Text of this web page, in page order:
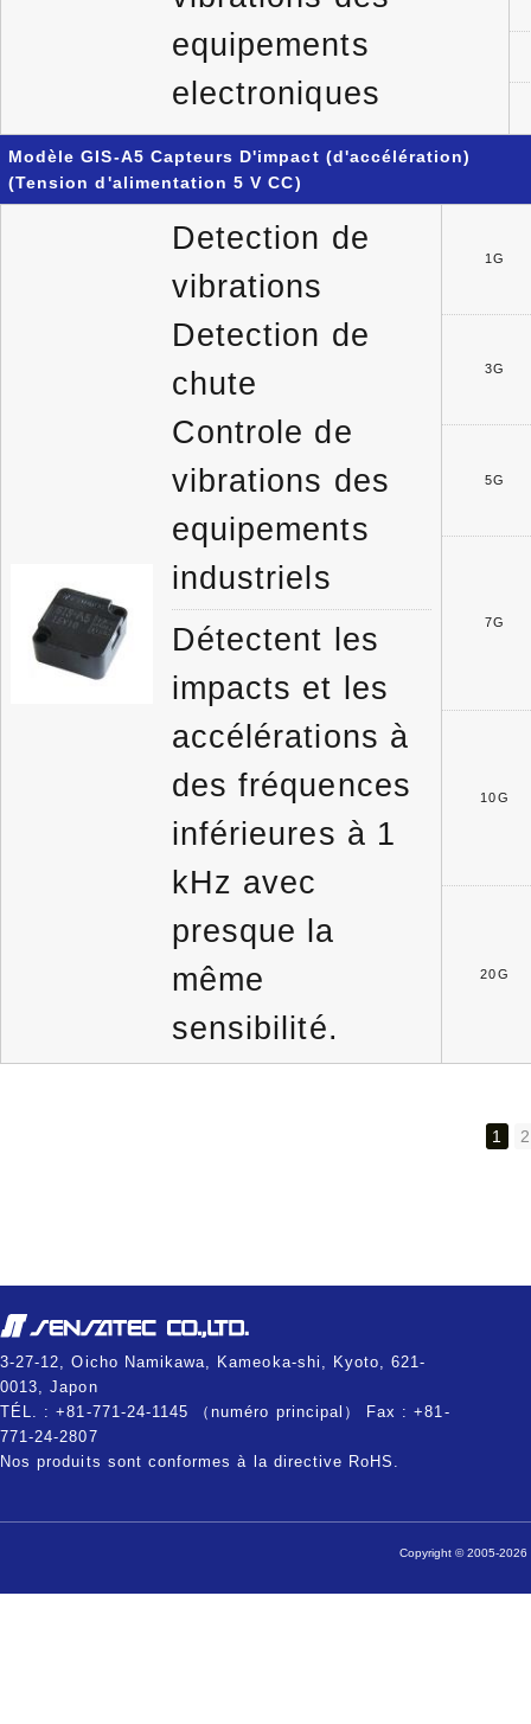
equipements
electroniques
Modèle GIS-A5 Capteurs D'impact (d'accélération)
(Tension d'alimentation 5 V CC)
Detection de
vibrations
Detection de
chute
Controle de
vibrations des
equipements
industriels
Détectent les
impacts et les
accélérations à
des fréquences
inférieures à 1
kHz avec
presque la
même
sensibilité.
1G
3G
5G
7G
10G
20G
1 2
3-27-12, Oicho Namikawa, Kameoka-shi, Kyoto, 621-
0013, Japon
TÉL. : +81-771-24-1145 （numéro principal） Fax : +81-
771-24-2807
Nos produits sont conformes à la directive RoHS.
Copyright © 2005-2026